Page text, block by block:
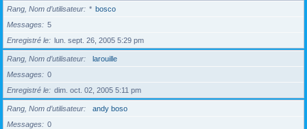
Rang, Nom d’utilisateur * bosco
Messages
5
Enregistré le
lun. sept. 26, 2005 5:29 pm
Rang, Nom d’utilisateur
larouille
Messages
0
Enregistré le
dim. oct. 02, 2005 5:11 pm
Rang, Nom d’utilisateur
andy boso
Messages
0